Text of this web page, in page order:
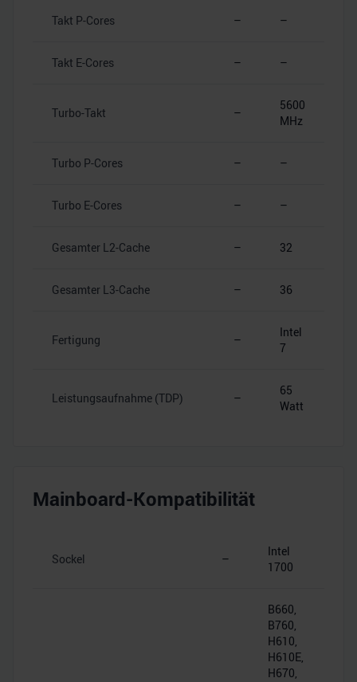
Takt P-Cores – –
Takt E-Cores – –
Turbo-Takt –
5600
MHz
Turbo P-Cores – –
Turbo E-Cores – –
Gesamter L2-Cache – 32
Gesamter L3-Cache – 36
Fertigung –
Intel
7
Leistungsaufnahme (TDP) –
65
Watt
Mainboard-Kompatibilität
Sockel –
Intel
1700
B660,
B760,
H610,
H610E,
H670,